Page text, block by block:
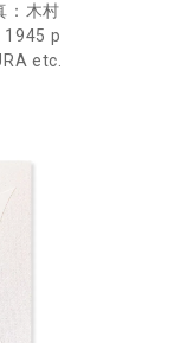
：木村
1945 p
etc.